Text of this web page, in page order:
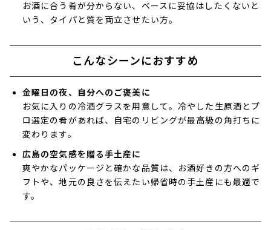
お酒に合う肴が分からない、ベースに妥協はしたくないと
いう、タイパと質を両立させたい方。
こんなシーンにおすすめ
金曜日の夜、自分へのご褒美に
お気に入りの冷酒グラスを用意して。冷やした生原酒とプ
ロ選定の肴があれば、自宅のリビングが最高級の角打ちに
変わります。
広島の空気感を贈る手土産に
爽やかなパッケージと確かな品質は、お酒好きの方へのギ
フトや、地元の良さを伝えたい帰省時の手土産にも最適で
す。